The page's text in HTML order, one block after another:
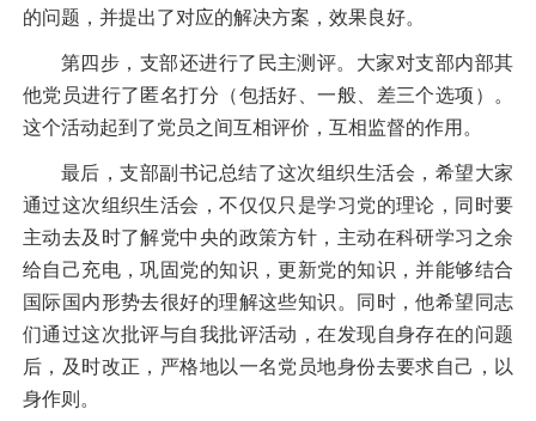
的问题，并提出了对应的解决方案，效果良好。
第四步，支部还进行了民主测评。大家对支部内部其
他党员进行了匿名打分（包括好、一般、差三个选项）。
这个活动起到了党员之间互相评价，互相监督的作用。
最后，支部副书记总结了这次组织生活会，希望大家
通过这次组织生活会，不仅仅只是学习党的理论，同时要
主动去及时了解党中央的政策方针，主动在科研学习之余
给自己充电，巩固党的知识，更新党的知识，并能够结合
国际国内形势去很好的理解这些知识。同时，他希望同志
们通过这次批评与自我批评活动，在发现自身存在的问题
后，及时改正，严格地以一名党员地身份去要求自己，以
身作则。